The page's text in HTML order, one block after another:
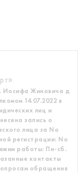
Иосифа Жиновича д
14.07.2022 в
лиц и
запись о
лица за No
регистрации: No
работы: Пн-сб.
контакты
обращения